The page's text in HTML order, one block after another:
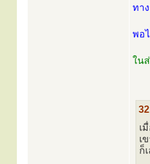
ทา
พอ
ใน
เ
เ
ก็